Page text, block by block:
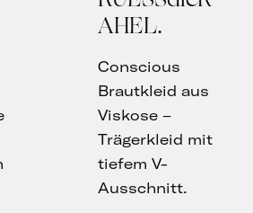
AHEL
Conscious
Brautkleid aus
Viskose –
Trägerkleid mit
tiefem V-
Ausschnitt.